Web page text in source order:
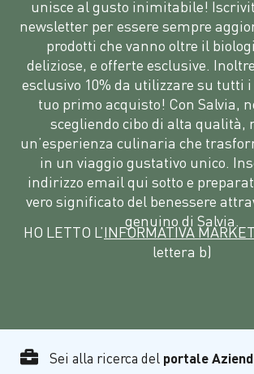
unisce al gusto inimitabile!
newsletter per essere sempre
prodotti che vanno oltre il
deliziose, e offerte esclusive.
esclusivo 10% da utilizzare su tutti
tuo primo acquisto! Con Salvia,
scegliendo cibo di alta qualità,
un’esperienza culinaria che
in un viaggio gustativo unico.
indirizzo email qui sotto e
vero significato del benessere
genuino di Salvia.
HO LETTO L’INFORMATIVA
lettera b)
Sei alla ricerca del portale